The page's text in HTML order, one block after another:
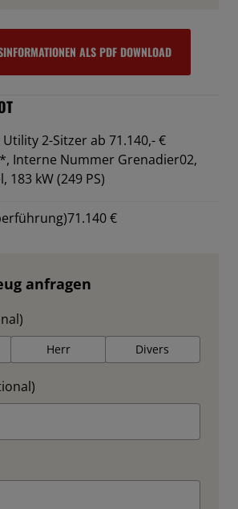
ALS PDF DOWNLOAD
2-Sitzer ab 71.140,- €
Interne Nummer Grenadier02,
183 kW (249 PS)
71.140 €
anfragen
Herr Divers